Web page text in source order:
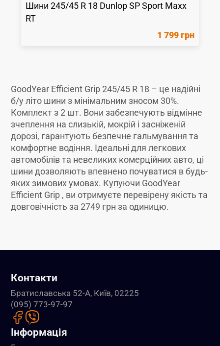
Шини245/45 R 18 Dunlop SP Sport Maxx
RT
1 799 грн
GoodYear Efficient Grip 245/45 R 18 – це надійні
б/у літо шини з мінімальним зносом 30%.
Комплект з 2 шт. Вони забезпечують відмінне
зчеплення на слизькій, мокрій і засніженій
дорозі, гарантують безпечне гальмування та
комфортне водіння. Ідеальні для легкових
автомобілів та невеликих комерційних авто, ці
шини дозволяють впевнено почуватися в будь-
яких зимових умовах. Купуючи GoodYear
Efficient Grip , ви отримуєте перевірену якість та
довговічність за 2749 грн за одиницю.
Контакти
Братиславська 52-А, Київ, 02225
(095) 773-97-97
Інформація